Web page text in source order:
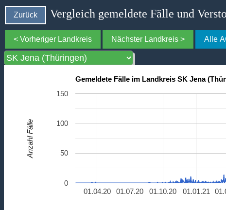
Zurück Vergleich gemeldete Fälle und
< Vorheriger Landkreis Nächster Landkreis > Alle
Gemeldete Fälle im Landkreis SK Jena
01.01.21
01.04.20 01.07.20 01.10.20
0
50
100
150
Anzahl Fälle